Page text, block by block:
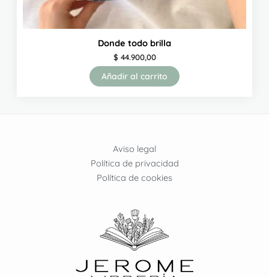
Donde todo brilla
$ 44.900,00
Añadir al carrito
Aviso legal
Política de privacidad
Política de cookies